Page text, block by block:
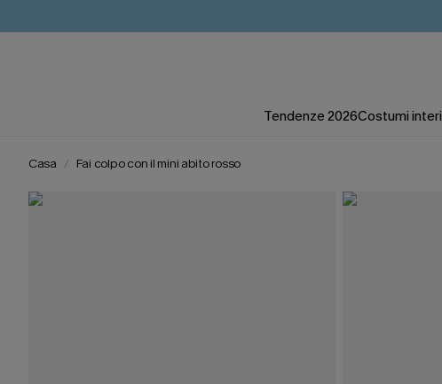
Tendenze 2026Costumi interi
Casa Fai colpo con il mini abito rosso